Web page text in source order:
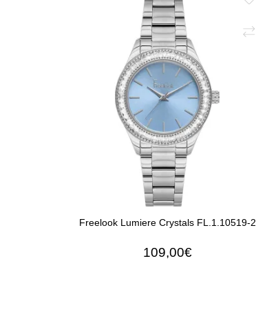
Freelook Lumiere Crystals FL.1.10519-2
109,00€